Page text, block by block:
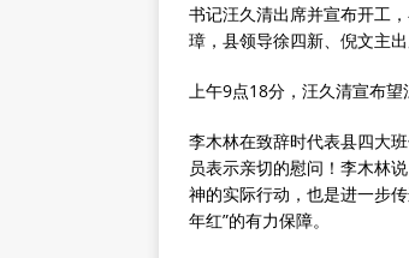
书记汪久清出席并宣布开工
璋，县领导徐四新、倪文主出
上午9点18分，汪久清宣布望
李木林在致辞时代表县四大
员表示亲切的慰问！李木林
神的实际行动，也是进一步
年红”的有力保障。